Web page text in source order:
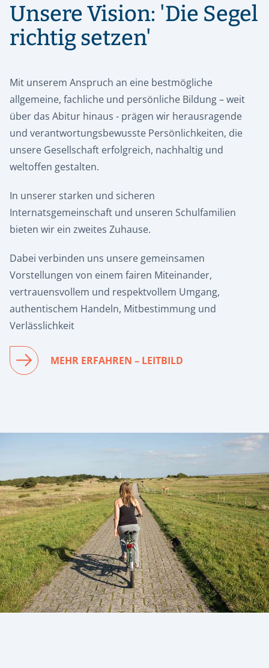
Unsere Vision: 'Die Segel
richtig setzen'
Mit unserem Anspruch an eine bestmögliche
allgemeine, fachliche und persönliche Bildung – weit
über das Abitur hinaus - prägen wir herausragende
und verantwortungsbewusste Persönlichkeiten, die
unsere Gesellschaft erfolgreich, nachhaltig und
weltoffen gestalten.
In unserer starken und sicheren
Internatsgemeinschaft und unseren Schulfamilien
bieten wir ein zweites Zuhause.
Dabei verbinden uns unsere gemeinsamen
Vorstellungen von einem fairen Miteinander,
vertrauensvollem und respektvollem Umgang,
authentischem Handeln, Mitbestimmung und
Verlässlichkeit
MEHR ERFAHREN – LEITBILD